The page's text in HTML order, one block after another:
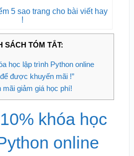
5 sao trang cho bài viết hay
!
SÁCH TÓM TẮT:
học lập trình Python online
được khuyến mãi !”
mãi giảm giá học phí!
khóa học
online